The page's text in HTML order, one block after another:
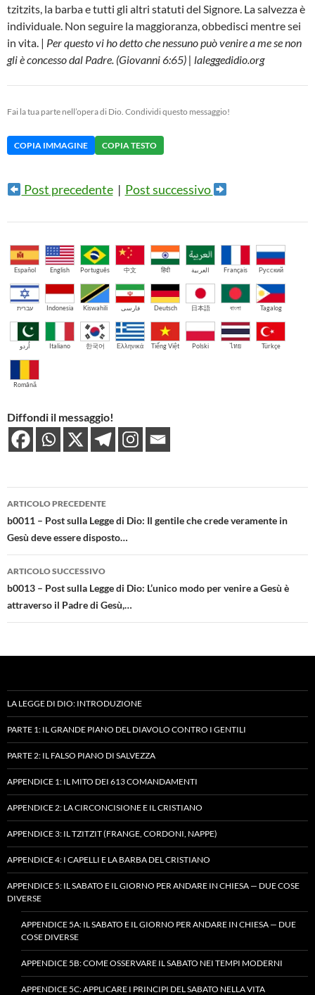
tzitzits, la barba e tutti gli altri statuti del Signore. La salvezza è
individuale. Non seguire la maggioranza, obbedisci mentre sei
in vita. | Per questo vi ho detto che nessuno può venire a me se non
gli è concesso dal Padre. (Giovanni 6:65) | laleggedidio.org
Fai la tua parte nell’opera di Dio. Condividi questo messaggio!
COPIA IMMAGINE COPIA TESTO
Post precedente| Post successivo
Español English Português 中文 हिंदी العربية Français Русский
עברית Indonesia Kiswahili فارسی Deutsch 日本語 বাংলা Tagalog
اُردو Italiano 한국어 Ελληνικά Tiếng Việt Polski ไทย Türkçe
Română
Diffondi il messaggio!
Navigazione
articolo
ARTICOLO PRECEDENTE
b0011 – Post sulla Legge di Dio: Il gentile che crede veramente in
Gesù deve essere disposto…
ARTICOLO SUCCESSIVO
b0013 – Post sulla Legge di Dio: L’unico modo per venire a Gesù è
attraverso il Padre di Gesù,…
LA LEGGE DI DIO: INTRODUZIONE
PARTE 1: IL GRANDE PIANO DEL DIAVOLO CONTRO I GENTILI
PARTE 2: IL FALSO PIANO DI SALVEZZA
APPENDICE 1: IL MITO DEI 613 COMANDAMENTI
APPENDICE 2: LA CIRCONCISIONE E IL CRISTIANO
APPENDICE 3: IL TZITZIT (FRANGE, CORDONI, NAPPE)
APPENDICE 4: I CAPELLI E LA BARBA DEL CRISTIANO
APPENDICE 5: IL SABATO E IL GIORNO PER ANDARE IN CHIESA — DUE COSE
DIVERSE
APPENDICE 5A: IL SABATO E IL GIORNO PER ANDARE IN CHIESA — DUE
COSE DIVERSE
APPENDICE 5B: COME OSSERVARE IL SABATO NEI TEMPI MODERNI
APPENDICE 5C: APPLICARE I PRINCIPI DEL SABATO NELLA VITA